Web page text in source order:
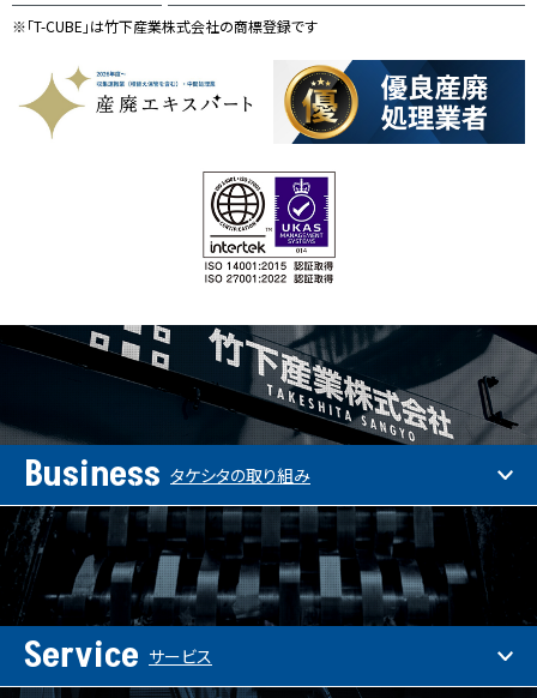
※「T-CUBE」は竹下産業株式会社の商標登録です
Business タケシタの取り組み
Service サービス